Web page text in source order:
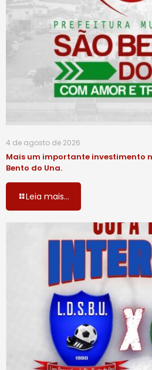
4 de agosto de 2026
Mais um importante investimento
Bento do Una.
Leia mais...